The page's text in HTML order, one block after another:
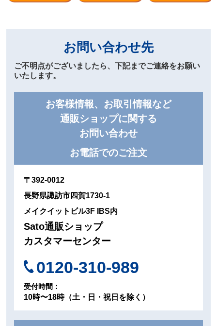
お問い合わせ先
ご不明点がございましたら、下記までご連絡をお願い
いたします。
お客様情報、お取引情報など
通販ショップに関する
お問い合わせ
お電話でのご注文
〒392-0012
長野県諏訪市四賀1730-1
メイクイットビル3F IBS内
Sato通販ショップ
カスタマーセンター
0120-310-989
受付時間：
10時〜18時（土・日・祝日を除く）